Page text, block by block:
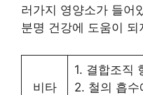
러가지 영양소가 들어
분명 건강에 도움이
비타
1. 결합조직
2. 철의 흡수